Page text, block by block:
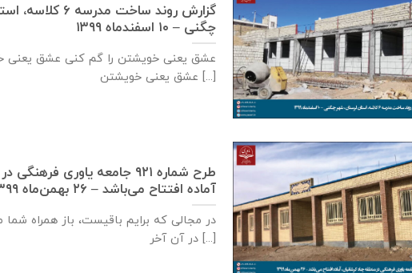
گزارش روند ساخت
چگنی – ۱۰ اسفندماه ۱۳۹۹
عشق يعنی خويشتن را گم كنی عشق يعنی
عشق يعنی خويشتن [...]
طرح شماره ۹۲۱ جامعه ياوری
آماده افتتاح می‌باشد – ۲۶ بهمن‌ماه ۱۳۹۹
در مجالی که برایم باقیست، باز همراه
در آن آخر [...]